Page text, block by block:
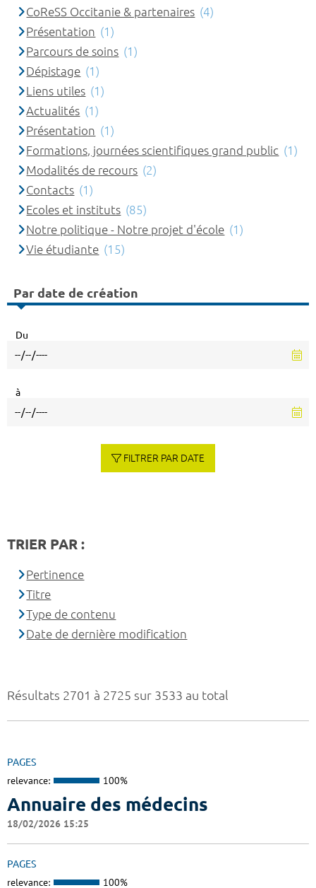
Résultats 2701 à 2725 sur 3533 au total
PAGES
relevance: 100%
Annuaire des médecins
18/02/2026 15:25
PAGES
relevance: 100%
CoReSS Occitanie & partenaires (4)
Présentation (1)
Parcours de soins (1)
Dépistage (1)
Liens utiles (1)
Actualités (1)
Présentation (1)
Formations, journées scientifiques grand public (1)
Modalités de recours (2)
Contacts (1)
Ecoles et instituts (85)
Notre politique - Notre projet d'école (1)
Vie étudiante (15)
Par date de création
Du
à
FILTRER PAR DATE
TRIER PAR :
Pertinence
Titre
Type de contenu
Date de dernière modification